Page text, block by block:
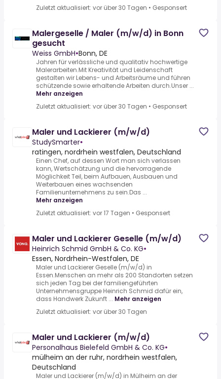
Zuletzt aktualisiert: vor über 30 Tagen • Gesponsert
Malergeselle / Maler (m/w/d) in Bonn
gesucht
Weiss GmbH•Bonn, DE
Jahren für verlässliche und qualitativ hochwertige
Malerarbeiten.Mit Kreativität und Leidenschaft
gestalten wir Lebens- und Arbeitsräume und führen
schützende sowie erhaltende Arbeiten durch.Unser ...
Mehr anzeigen
Zuletzt aktualisiert: vor über 30 Tagen • Gesponsert
Maler und Lackierer (m/w/d)
StudySmarter•
ratingen, nordrhein westfalen, Deutschland
Einen Chef, auf dessen Wort man sich verlassen
kann, Wertschätzung und die hervorragende
Möglichkeit Teil, beim Aufbauen, Ausbauen und
Weiterbauen eines wachsenden
Familienunternehmens zu sein.Das ...
Mehr anzeigen
Zuletzt aktualisiert: vor 17 Tagen • Gesponsert
Maler und Lackierer Geselle (m/w/d)
Heinrich Schmid GmbH & Co. KG•
Essen, Nordrhein-Westfalen, DE
Maler und Lackierer Geselle (m/w/d) in
Essen.Menschen an mehr als 200 Standorten setzen
sich jeden Tag bei der familiengeführten
Unternehmensgruppe Heinrich Schmid dafür ein,
dass Handwerk Zukunft ... Mehr anzeigen
Zuletzt aktualisiert: vor über 30 Tagen
Maler und Lackierer (m/w/d)
Personalhaus Bielefeld GmbH & Co. KG•
mülheim an der ruhr, nordrhein westfalen,
Deutschland
Maler und Lackierer (m/w/d) in Mülheim an der